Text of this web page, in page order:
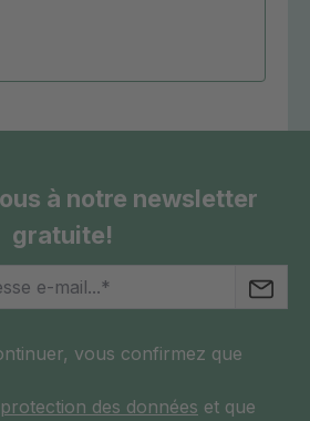
à notre newsletter
gratuite!
vous confirmez que
des données et que